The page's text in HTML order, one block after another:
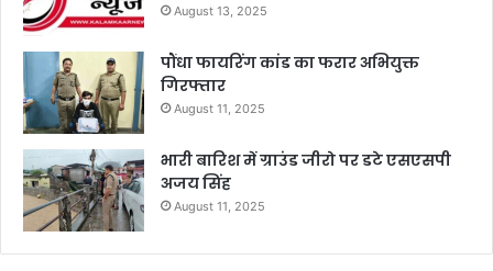
August 13, 2025
पौंधा फायरिंग कांड का फरार अभियुक्त
गिरफ्तार
August 11, 2025
भारी बारिश में ग्राउंड जीरो पर डटे एसएसपी
अजय सिंह
August 11, 2025